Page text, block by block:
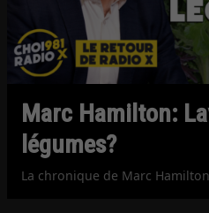
Marc Hamilton:
légumes?
La chronique de Marc